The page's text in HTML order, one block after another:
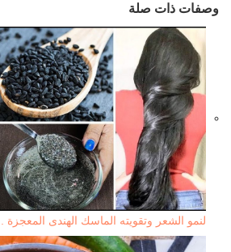
وصفات ذات صلة
لنمو الشعر وتقويته الماسك الهندى المعجزة ...